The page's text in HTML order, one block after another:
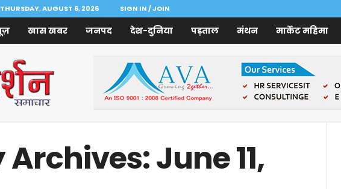
THURSDAY, AUGUST 6, 2026 SIGN IN / JOIN
खास खबर जनपद देश-दुनिया पड़ताल मंथन मार्केट महिमा
June 11,